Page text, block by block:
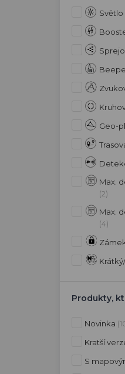
Světlo
Geo-
Max.
(2)
Max.
(4)
Produkty,
Novinka
Kratší
S